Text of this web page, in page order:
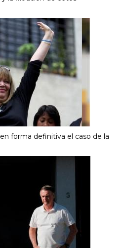
forma definitiva el caso de la